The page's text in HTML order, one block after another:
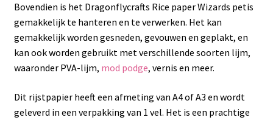
Bovendien is het Dragonflycrafts Rice paper Wizards petis
gemakkelijk te hanteren en te verwerken. Het kan
gemakkelijk worden gesneden, gevouwen en geplakt, en
kan ook worden gebruikt met verschillende soorten lijm,
waaronder PVA-lijm, mod podge, vernis en meer.
Dit rijstpapier heeft een afmeting van A4 of A3 en wordt
geleverd in een verpakking van 1 vel. Het is een prachtige